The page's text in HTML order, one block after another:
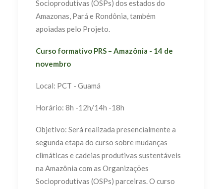
Socioprodutivas (OSPs) dos estados do
Amazonas, Pará e Rondônia, também
apoiadas pelo Projeto.
Curso formativo PRS – Amazônia - 14 de
novembro
Local: PCT - Guamá
Horário: 8h -12h/14h -18h
Objetivo: Será realizada presencialmente a
segunda etapa do curso sobre mudanças
climáticas e cadeias produtivas sustentáveis
na Amazônia com as Organizações
Socioprodutivas (OSPs) parceiras. O curso